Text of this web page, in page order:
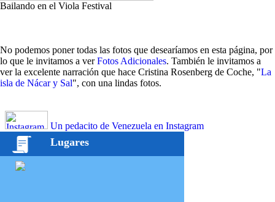
Bailando en el Viola Festival
No podemos poner todas las fotos que desearíamos en esta página, por
lo que le invitamos a verFotos Adicionales. También le invitamos a
ver la excelente narración que hace Cristina Rosenberg de Coche, "La
isla de Nácar y Sal", con una lindas fotos.
Un pedacito de Venezuela en Instagram
Lugares